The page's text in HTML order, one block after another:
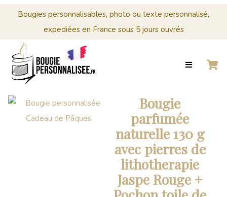
Bougies personnalisables, photo ou texte personnalisé,
expediées en France sous 5 jours ouvrés
Menu
ACCUEIL
CRÉER
VOTRE
PERSONNALISÉE
Cérémonies
BOUGIES
MARIAGE
PERSONNALISÉES
0 Panier
Panier
Votre
Bougie
parfumée
naturelle 130 g
avec pierres de
lithotherapie
Jaspe Rouge +